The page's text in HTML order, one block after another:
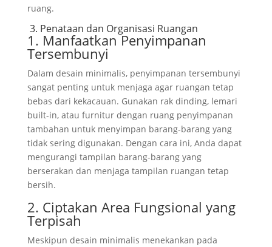
ruang.
3. Penataan dan Organisasi Ruangan
1. Manfaatkan Penyimpanan
Tersembunyi
Dalam desain minimalis, penyimpanan tersembunyi
sangat penting untuk menjaga agar ruangan tetap
bebas dari kekacauan. Gunakan rak dinding, lemari
built-in, atau furnitur dengan ruang penyimpanan
tambahan untuk menyimpan barang-barang yang
tidak sering digunakan. Dengan cara ini, Anda dapat
mengurangi tampilan barang-barang yang
berserakan dan menjaga tampilan ruangan tetap
bersih.
2. Ciptakan Area Fungsional yang
Terpisah
Meskipun desain minimalis menekankan pada